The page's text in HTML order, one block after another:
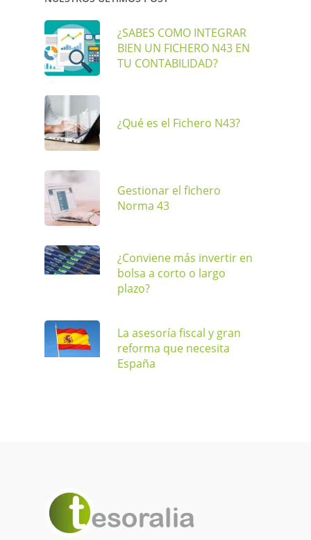
¿SABES COMO INTEGRAR
BIEN UN FICHERO N43 EN
TU CONTABILIDAD?
¿Qué es el Fichero N43?
Gestionar el fichero
Norma 43
¿Conviene más invertir en
bolsa a corto o largo
plazo?
La asesoría fiscal y gran
reforma que necesita
España